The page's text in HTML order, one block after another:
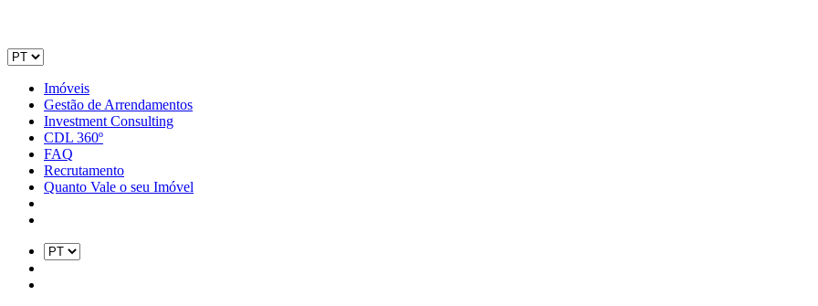
Imóveis
Gestão de Arrendamentos
Investment Consulting
CDL 360º
FAQ
Recrutamento
Quanto Vale o seu Imóvel